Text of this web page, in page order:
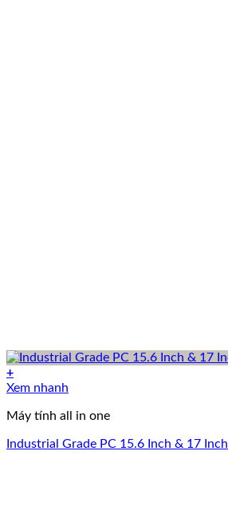
+
Xem nhanh
Máy tính all in one
Industrial Grade PC 15.6 Inch & 17 Inch